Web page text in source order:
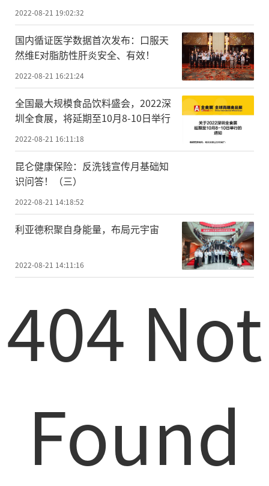
2022-08-21 19:02:32
国内循证医学数据首次发布：口服天
然维E对脂肪性肝炎安全、有效！
2022-08-21 16:21:24
全国最大规模食品饮料盛会，2022深
圳全食展，将延期至10月8-10日举行
2022-08-21 16:11:18
昆仑健康保险：反洗钱宣传月基础知
识问答！（三）
2022-08-21 14:18:52
利亚德积聚自身能量，布局元宇宙
2022-08-21 14:11:16
404 Not
Found